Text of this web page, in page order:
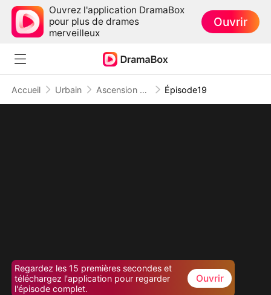
Ouvrez l'application DramaBox
pour plus de drames
merveilleux
Ouvrir
Accueil Urbain Ascension d'un Employé Épisode19
Regardez les 15 premières secondes et
téléchargez l'application pour regarder
l'épisode complet.
Ouvrir